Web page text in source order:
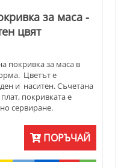
за маса -
цвят
покривка за маса в
Цветът е
и наситен. Съчетана
покривката е
сервиране.
е за каре в един цвят,
ивици с лек
в описаните по-долу
шият и по заявка с
и тъканта
ПОРЪЧАЙ